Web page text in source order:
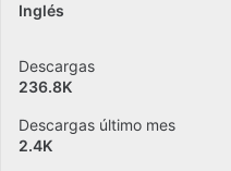
Inglés
Descargas
236.8K
Descargas último mes
2.4K